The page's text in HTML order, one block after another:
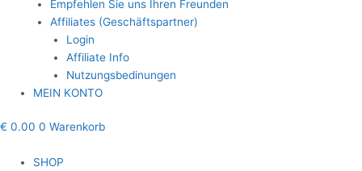
Empfehlen Sie uns Ihren Freunden
Affiliates (Geschäftspartner)
Login
Affiliate Info
Nutzungsbedinungen
MEIN KONTO
€ 0.00 0 Warenkorb
SHOP